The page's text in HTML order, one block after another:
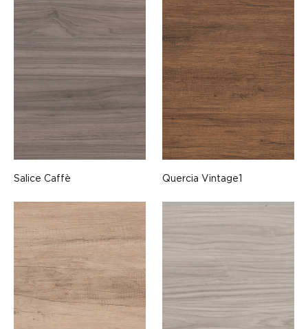
Salice Caffè Quercia Vintage1